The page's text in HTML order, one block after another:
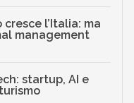
l’Italia: ma
management
startup, AI e